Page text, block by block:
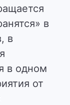
в
в
в одном
от